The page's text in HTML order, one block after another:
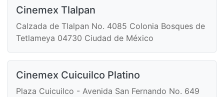
Cinemex Tlalpan
Calzada de Tlalpan No. 4085 Colonia Bosques de
Tetlameya 04730 Ciudad de México
Cinemex Cuicuilco Platino
Plaza Cuicuilco - Avenida San Fernando No. 649